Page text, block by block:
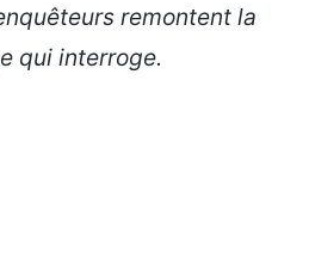
remontent la
qui interroge.